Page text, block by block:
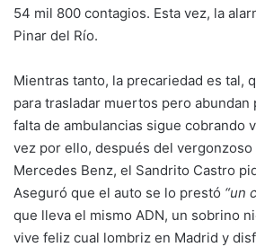
54 mil 800 contagios. Esta vez, la
Pinar del Río.
Mientras tanto, la precariedad es tal,
para trasladar muertos pero abundan
falta de ambulancias sigue cobrando
vez por ello, después del
Mercedes Benz, el Sandrito Castro
Aseguró que el auto se lo prestó “un
que lleva el mismo ADN, un sobrino
vive feliz cual lombriz en Madrid y